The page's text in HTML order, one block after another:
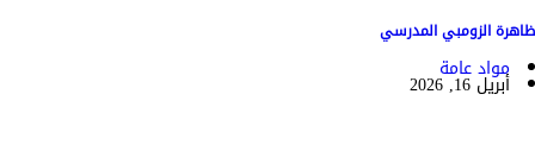
ظاهرة الزومبي المدرسي
مواد عامة
أبريل 16, 2026